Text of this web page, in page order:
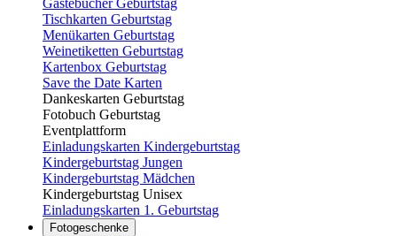
Gästebücher Geburtstag
Tischkarten Geburtstag
Menükarten Geburtstag
Weinetiketten Geburtstag
Kartenbox Geburtstag
Save the Date Karten
Dankeskarten Geburtstag
Fotobuch Geburtstag
Eventplattform
Einladungskarten Kindergeburtstag
Kindergeburtstag Jungen
Kindergeburtstag Mädchen
Kindergeburtstag Unisex
Einladungskarten 1. Geburtstag
Fotogeschenke